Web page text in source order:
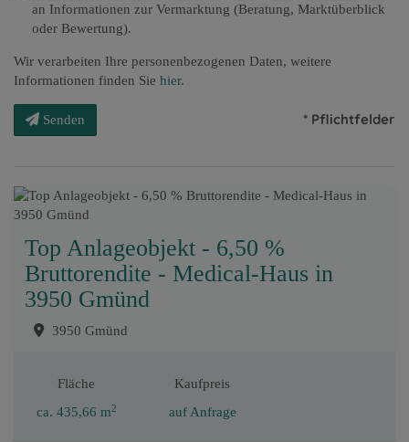
an Informationen zur Vermarktung (Beratung, Marktüberblick
oder Bewertung).
Wir verarbeiten Ihre personenbezogenen Daten, weitere
Informationen finden Sie hier.
Senden * Pflichtfelder
Top Anlageobjekt - 6,50 %
Bruttorendite - Medical-Haus in
3950 Gmünd
3950 Gmünd
Fläche
ca. 435,66 m2
Kaufpreis
auf Anfrage